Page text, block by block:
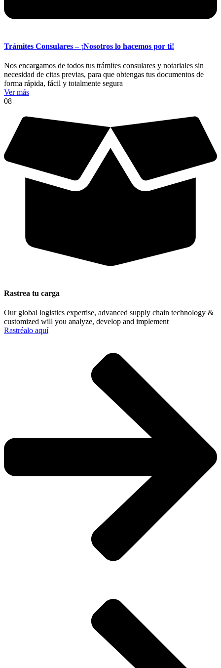
Trámites Consulares – ¡Nosotros lo hacemos por ti!
Nos encargamos de todos tus trámites consulares y notariales sin
necesidad de citas previas, para que obtengas tus documentos de
forma rápida, fácil y totalmente segura
Ver más
08
Rastrea tu carga
Our global logistics expertise, advanced supply chain technology &
customized will you analyze, develop and implement
Rastréalo aquí